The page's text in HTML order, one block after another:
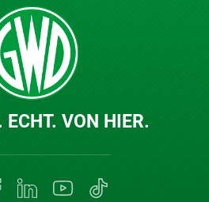
ECHT. VON HIER.